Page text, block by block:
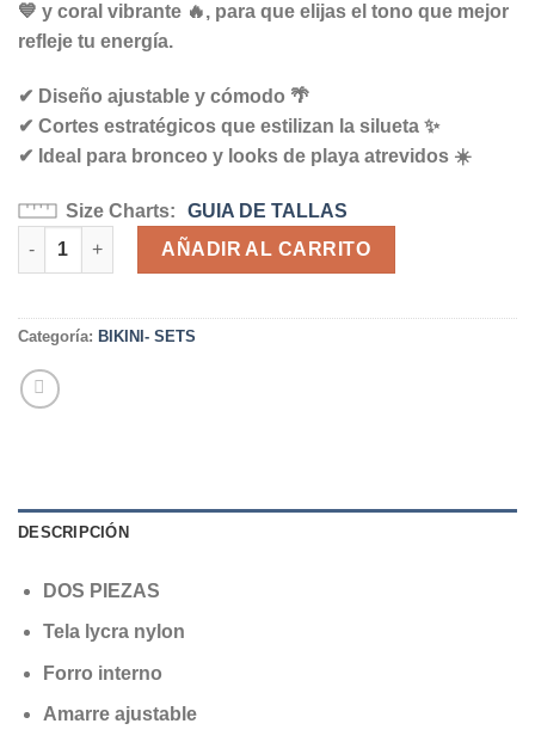
💙 y coral vibrante 🔥, para que elijas el tono que mejor
refleje tu energía.
✔ Diseño ajustable y cómodo 🌴
✔ Cortes estratégicos que estilizan la silueta ✨
✔ Ideal para bronceo y looks de playa atrevidos ☀️
Size Charts GUIA DE TALLAS
BIKINI LEE cantidad
AÑADIR AL CARRITO
Categoría: BIKINI- SETS
DESCRIPCIÓN
DOS PIEZAS
Tela lycra nylon
Forro interno
Amarre ajustable